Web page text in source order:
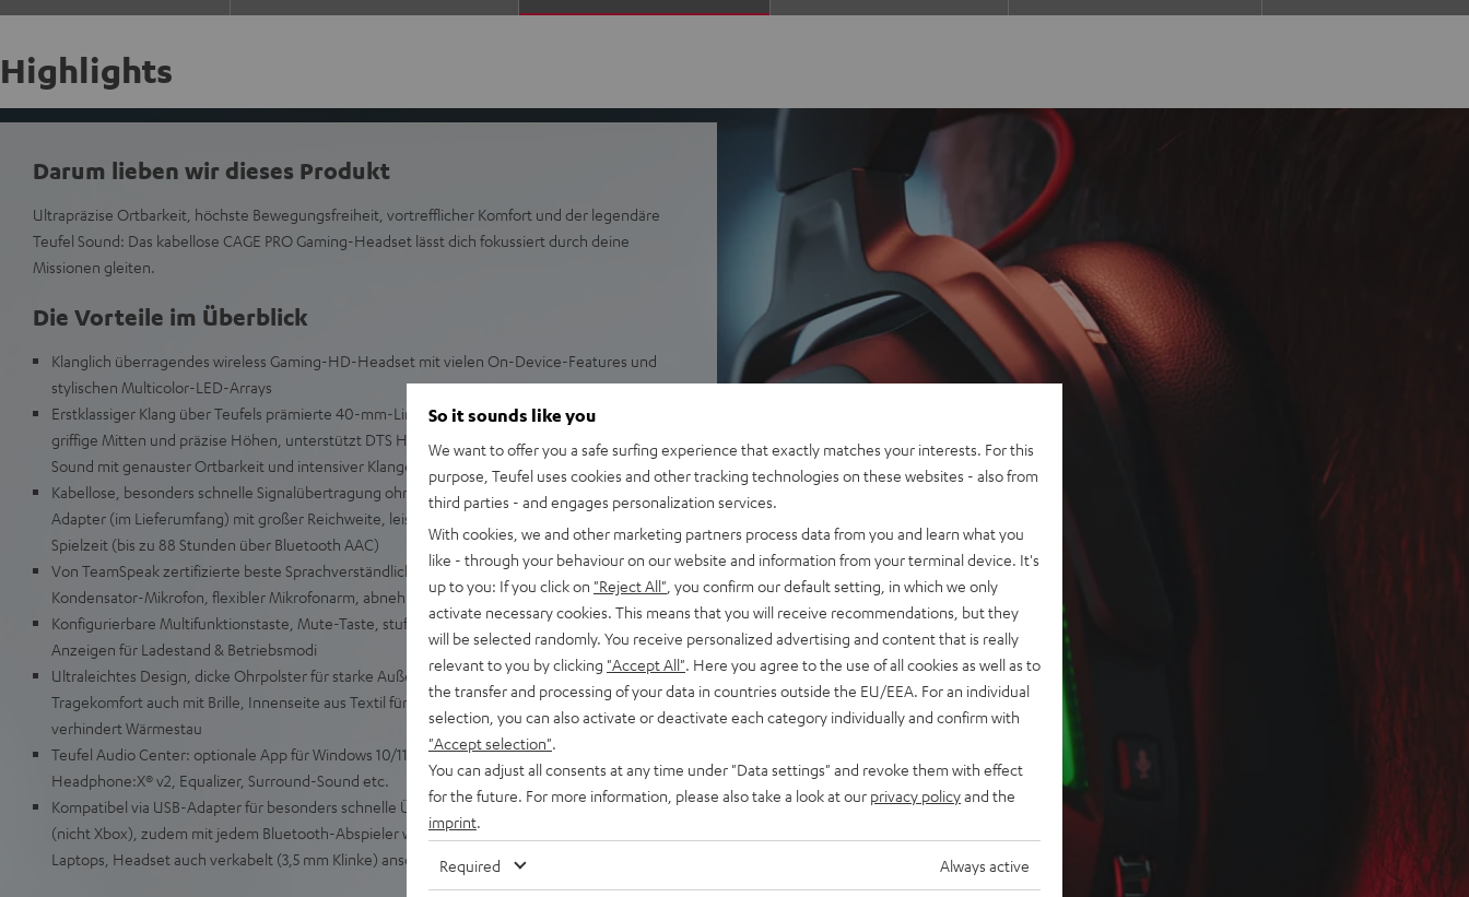
Highlights
Darum lieben wir dieses Produkt
Ultrapräzise Ortbarkeit, höchste Bewegungsfreiheit, vortrefflicher Komfort und der legendäre
Teufel Sound: Das kabellose CAGE PRO Gaming-Headset lässt dich fokussiert durch deine
Missionen gleiten.
Die Vorteile im Überblick
Klanglich überragendes wireless Gaming-HD-Headset mit vielen On-Device-Features und
stylischen Multicolor-LED-Arrays
Erstklassiger Klang über Teufels prämierte 40-mm-Linear-HD-Töner für energiereichen Bass,
griffige Mitten und präzise Höhen, unterstützt DTS Headphone:X® v2 für 7.1-Virtual-Surround-
Sound mit genauster Ortbarkeit und intensiver Klangeinhüllung
Kabellose, besonders schnelle Signalübertragung ohne wahrnehmbare Latenz über USB-
Adapter (im Lieferumfang) mit großer Reichweite, leistungsstarker Akku für bis zu 68 Stunden
Spielzeit (bis zu 88 Stunden über Bluetooth AAC)
Von TeamSpeak zertifizierte beste Sprachverständlichkeit durch gerichtetes HD-
Kondensator-Mikrofon, flexibler Mikrofonarm, abnehmbar + magnetisch haltend
Konfigurierbare Multifunktionstaste, Mute-Taste, stufenloses Lautstärkerad, LED-Status-
Anzeigen für Ladestand & Betriebsmodi
Ultraleichtes Design, dicke Ohrpolster für starke Außengeräusch-Abschirmung und hohen
Tragekomfort auch mit Brille, Innenseite aus Textil für angenehmes Hautgefühl, Belüftung
verhindert Wärmestau
Teufel Audio Center: optionale App für Windows 10/11 64-Bit mit Funktionen wie DTS
Headphone:X® v2, Equalizer, Surround-Sound etc.
Kompatibel via USB-Adapter für besonders schnelle Übertragung mit PC, Mac, Playstation
(nicht Xbox), zudem mit jedem Bluetooth-Abspieler wie Smartphones (iOS/Android), Tablets,
Laptops, Headset auch verkabelt (3,5 mm Klinke) anschließbar
So it sounds like you
We want to offer you a safe surfing experience that exactly matches your interests. For this
purpose, Teufel uses cookies and other tracking technologies on these websites - also from
third parties - and engages personalization services.
With cookies, we and other marketing partners process data from you and learn what you
like - through your behaviour on our website and information from your terminal device. It's
up to you: If you click on "Reject All" , you confirm our default setting, in which we only
activate necessary cookies. This means that you will receive recommendations, but they
will be selected randomly. You receive personalized advertising and content that is really
relevant to you by clicking "Accept All" . Here you agree to the use of all cookies as well as to
the transfer and processing of your data in countries outside the EU/EEA. For an individual
selection, you can also activate or deactivate each category individually and confirm with
"Accept selection"
You can adjust all consents at any time under "Data settings" and revoke them with effect
for the future. For more information, please also take a look at our privacy policyand the
imprint
Required Always active